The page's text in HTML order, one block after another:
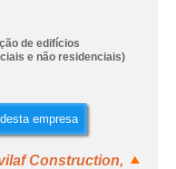
de edifícios
e não residenciais)
empresa
Construction,